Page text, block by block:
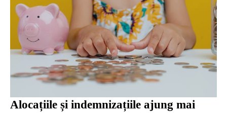
Alocațiile și indemnizațiile ajung mai